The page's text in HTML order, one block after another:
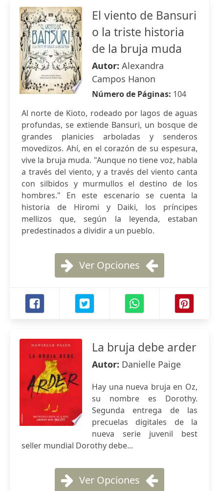
El viento de Bansuri
o la triste historia
de la bruja muda
Autor: Alexandra
Campos Hanon
Número de Páginas: 104
Al norte de Kioto, rodeado por lagos de aguas
profundas, se extiende Bansuri, un bosque de
grandes planicies arboladas y senderos
movedizos. Ahí, en el corazón de su espesura,
vive la bruja muda. "Aunque no tiene voz, habla
a través del viento, y a través del viento canta
con silbidos y murmullos el destino de los
hombres." En este escenario se cuenta la
historia de Hiromi y Daiki, los príncipes
mellizos que, según la leyenda, estaban
predestinados a dividir a un pueblo.
Ver Opciones
La bruja debe arder
Autor: Danielle Paige
Hay una nueva bruja en Oz,
su nombre es Dorothy.
Segunda entrega de las
precuelas digitales de la
nueva serie juvenil best
seller mundial Dorothy debe...
Ver Opciones